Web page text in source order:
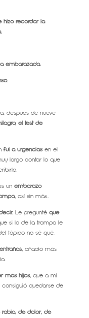
hizo recordar la
embarazada.
después de nueve
el test de
fui a urgenciasen el
largo contar lo que
un embarazo
así sin más…
Le pregunté qué
si lo de la trompa le
tópico no sé qué.
añadió más
más hijos,que a mi
quedarse de
de dolor, de